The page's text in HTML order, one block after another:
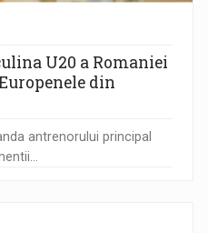
U20 a Romaniei
din
antrenorului principal